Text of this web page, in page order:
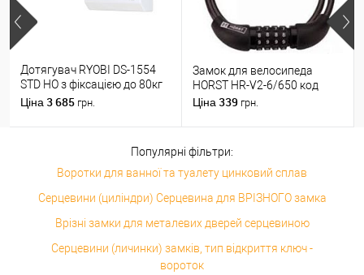
Дотягувач RYOBI DS-1554
STD HO з фіксацією до 80кг
Білий
Ціна 3 685 грн.
Замок для велосипеда
HORST HR-V2-6/650 код
Ціна 339 грн.
Популярні фільтри:
Воротки для ванної та туалету цинковий сплав
Серцевини (циліндри) Серцевина для ВРІЗНОГО замка
Врізні замки для металевих дверей серцевиною
Серцевини (личинки) замків, тип відкриття ключ -
вороток